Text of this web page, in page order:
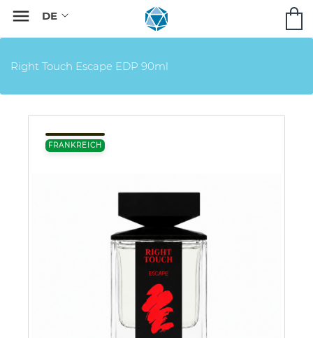

Right Touch Escape EDP 90ml
FRANKREICH